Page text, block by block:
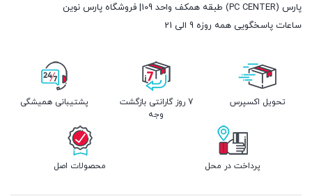
پارس (PC CENTER) طبقه همکف واحد 109| فروشگاه پارس نوین
ساعات پاسخگویی همه روزه 9 الی 21
تحویل اکسپرس
7 روز گارانتی بازگشت
وجه
پشتیبانی همیشگی
پرداخت در محل محصولات اصل